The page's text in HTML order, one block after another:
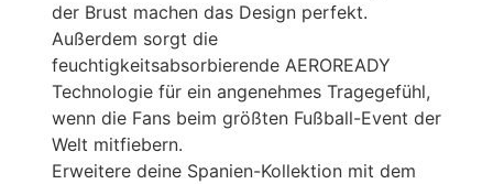
der Brust machen das Design perfekt.
Außerdem sorgt die
feuchtigkeitsabsorbierende AEROREADY
Technologie für ein angenehmes Tragegefühl,
wenn die Fans beim größten Fußball-Event der
Welt mitfiebern.
Erweitere deine Spanien-Kollektion mit dem